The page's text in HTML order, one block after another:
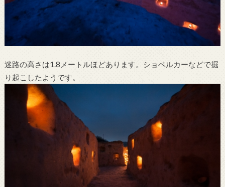
迷路の高さは1.8メートルほどあります。ショベルカーなどで掘
り起こしたようです。